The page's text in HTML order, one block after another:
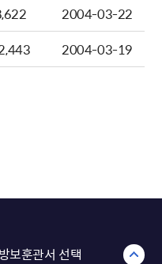
2004-03-22
2004-03-19
보훈관서 선택